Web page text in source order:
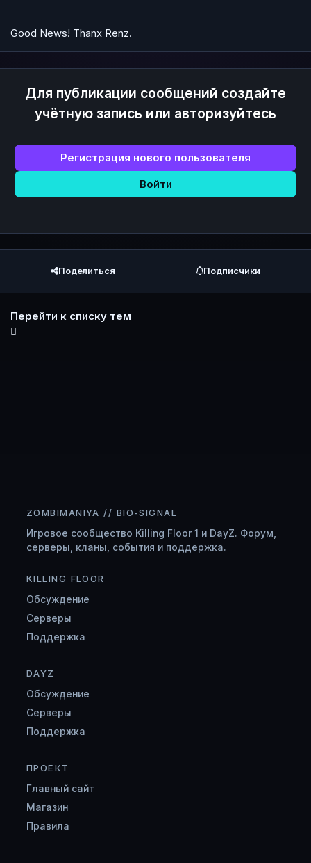
Good News! Thanx Renz.
Для публикации сообщений создайте
учётную запись или авторизуйтесь
Регистрация нового пользователя
Войти
Поделиться Подписчики
Перейти к списку тем
ZOMBIMANIYA // BIO-SIGNAL
Игровое сообщество Killing Floor 1 и DayZ. Форум,
серверы, кланы, события и поддержка.
KILLING FLOOR
Обсуждение
Серверы
Поддержка
DAYZ
Обсуждение
Серверы
Поддержка
ПРОЕКТ
Главный сайт
Магазин
Правила